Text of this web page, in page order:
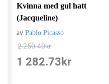
Kvinna med gul hatt
(Jacqueline)
avPablo Picasso
2 250.40kr
1 282.73 kr